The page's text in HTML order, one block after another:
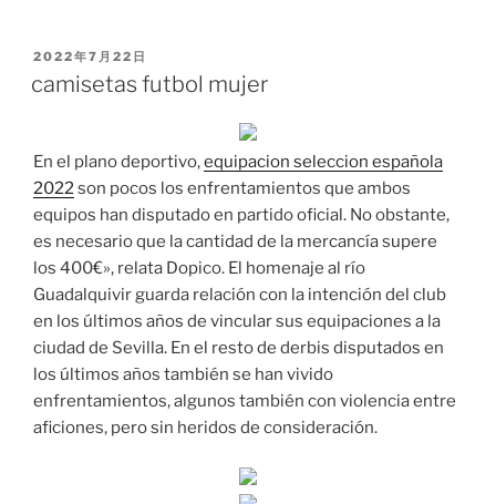
PUBLICADO
2022年7月22日
camisetas futbol mujer
En el plano deportivo,equipacion seleccion española
2022son pocos los enfrentamientos que ambos
equipos han disputado en partido oficial. No obstante,
es necesario que la cantidad de la mercancía supere
los 400€», relata Dopico. El homenaje al río
Guadalquivir guarda relación con la intención del club
en los últimos años de vincular sus equipaciones a la
ciudad de Sevilla. En el resto de derbis disputados en
los últimos años también se han vivido
enfrentamientos, algunos también con violencia entre
aficiones, pero sin heridos de consideración.